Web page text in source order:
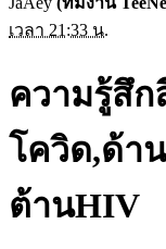
เวลา 21:33 น.
ความรู้สึก
โควิด,ด้า
ต้านHIV